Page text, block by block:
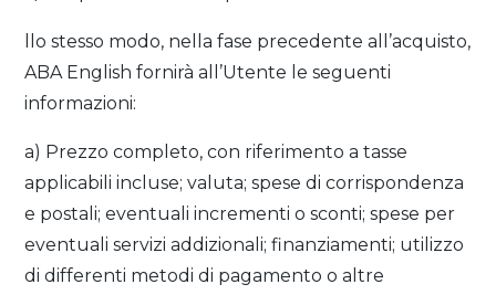
llo stesso modo, nella fase precedente all’acquisto,
ABA English fornirà all’Utente le seguenti
informazioni:
a) Prezzo completo, con riferimento a tasse
applicabili incluse; valuta; spese di corrispondenza
e postali; eventuali incrementi o sconti; spese per
eventuali servizi addizionali; finanziamenti; utilizzo
di differenti metodi di pagamento o altre